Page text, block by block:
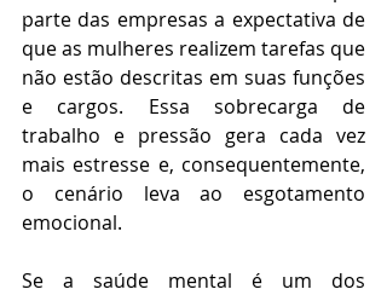
parte das empresas a expectativa de
que as mulheres realizem tarefas que
não estão descritas em suas funções
e cargos. Essa sobrecarga de
trabalho e pressão gera cada vez
mais estresse e, consequentemente,
o cenário leva ao esgotamento
emocional.
Se a saúde mental é um dos